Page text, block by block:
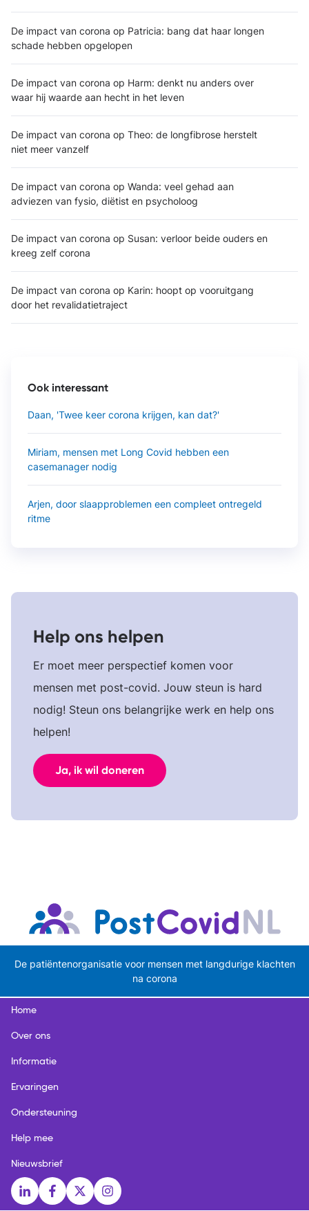
De impact van corona op Patricia: bang dat haar longen
schade hebben opgelopen
De impact van corona op Harm: denkt nu anders over
waar hij waarde aan hecht in het leven
De impact van corona op Theo: de longfibrose herstelt
niet meer vanzelf
De impact van corona op Wanda: veel gehad aan
adviezen van fysio, diëtist en psycholoog
De impact van corona op Susan: verloor beide ouders en
kreeg zelf corona
De impact van corona op Karin: hoopt op vooruitgang
door het revalidatietraject
Ook interessant
Daan, 'Twee keer corona krijgen, kan dat?'
Miriam, mensen met Long Covid hebben een
casemanager nodig
Arjen, door slaapproblemen een compleet ontregeld
ritme
Help ons helpen
Er moet meer perspectief komen voor
mensen met post-covid. Jouw steun is hard
nodig! Steun ons belangrijke werk en help ons
helpen!
Ja, ik wil doneren
De patiëntenorganisatie voor mensen met langdurige klachten
na corona
Home
Over ons
Informatie
Ervaringen
Ondersteuning
Help mee
Nieuwsbrief
Social media links
LinkedInFacebook
X Instagram